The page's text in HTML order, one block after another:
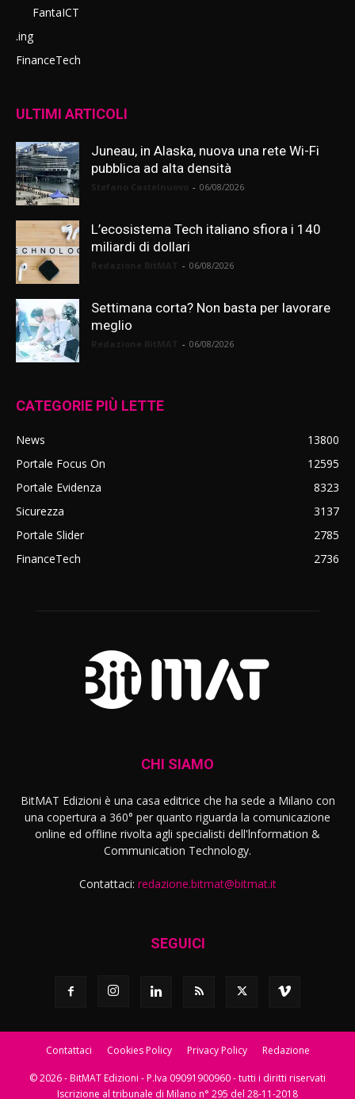
FantaICT
.ing
FinanceTech
ULTIMI ARTICOLI
Juneau, in Alaska, nuova una rete Wi-Fi
pubblica ad alta densità
- 06/08/2026
L’ecosistema Tech italiano sfiora i 140
miliardi di dollari
- 06/08/2026
Settimana corta? Non basta per lavorare
meglio
- 06/08/2026
CATEGORIE PIÙ LETTE
News
13800
Portale Focus On
12595
Portale Evidenza
8323
Sicurezza
3137
Portale Slider
2785
FinanceTech
2736
CHI SIAMO
BitMAT Edizioni è una casa editrice che ha sede a Milano con
una copertura a 360° per quanto riguarda la comunicazione
online ed offline rivolta agli specialisti dell'lnformation &
Communication Technology.
Contattaci: redazione.bitmat@bitmat.it
SEGUICI
Contattaci Cookies Policy Privacy Policy Redazione
© 2026 - BitMAT Edizioni - P.Iva 09091900960 - tutti i diritti riservati
Iscrizione al tribunale di Milano n° 295 del 28-11-2018